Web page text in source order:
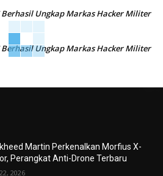
Berhasil Ungkap Markas Hacker Militer
Berhasil Ungkap Markas Hacker Militer
Martin Perkenalkan Morfius X-
Perangkat Anti-Drone Terbaru
2026